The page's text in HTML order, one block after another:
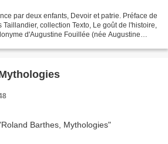
par deux enfants, Devoir et patrie. Préface de
collection Texto, Le goût de l'histoire,
d'Augustine Fouillée (née Augustine